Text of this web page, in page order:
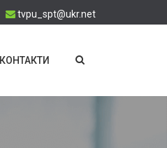
tvpu_spt@ukr.net
КОНТАКТИ